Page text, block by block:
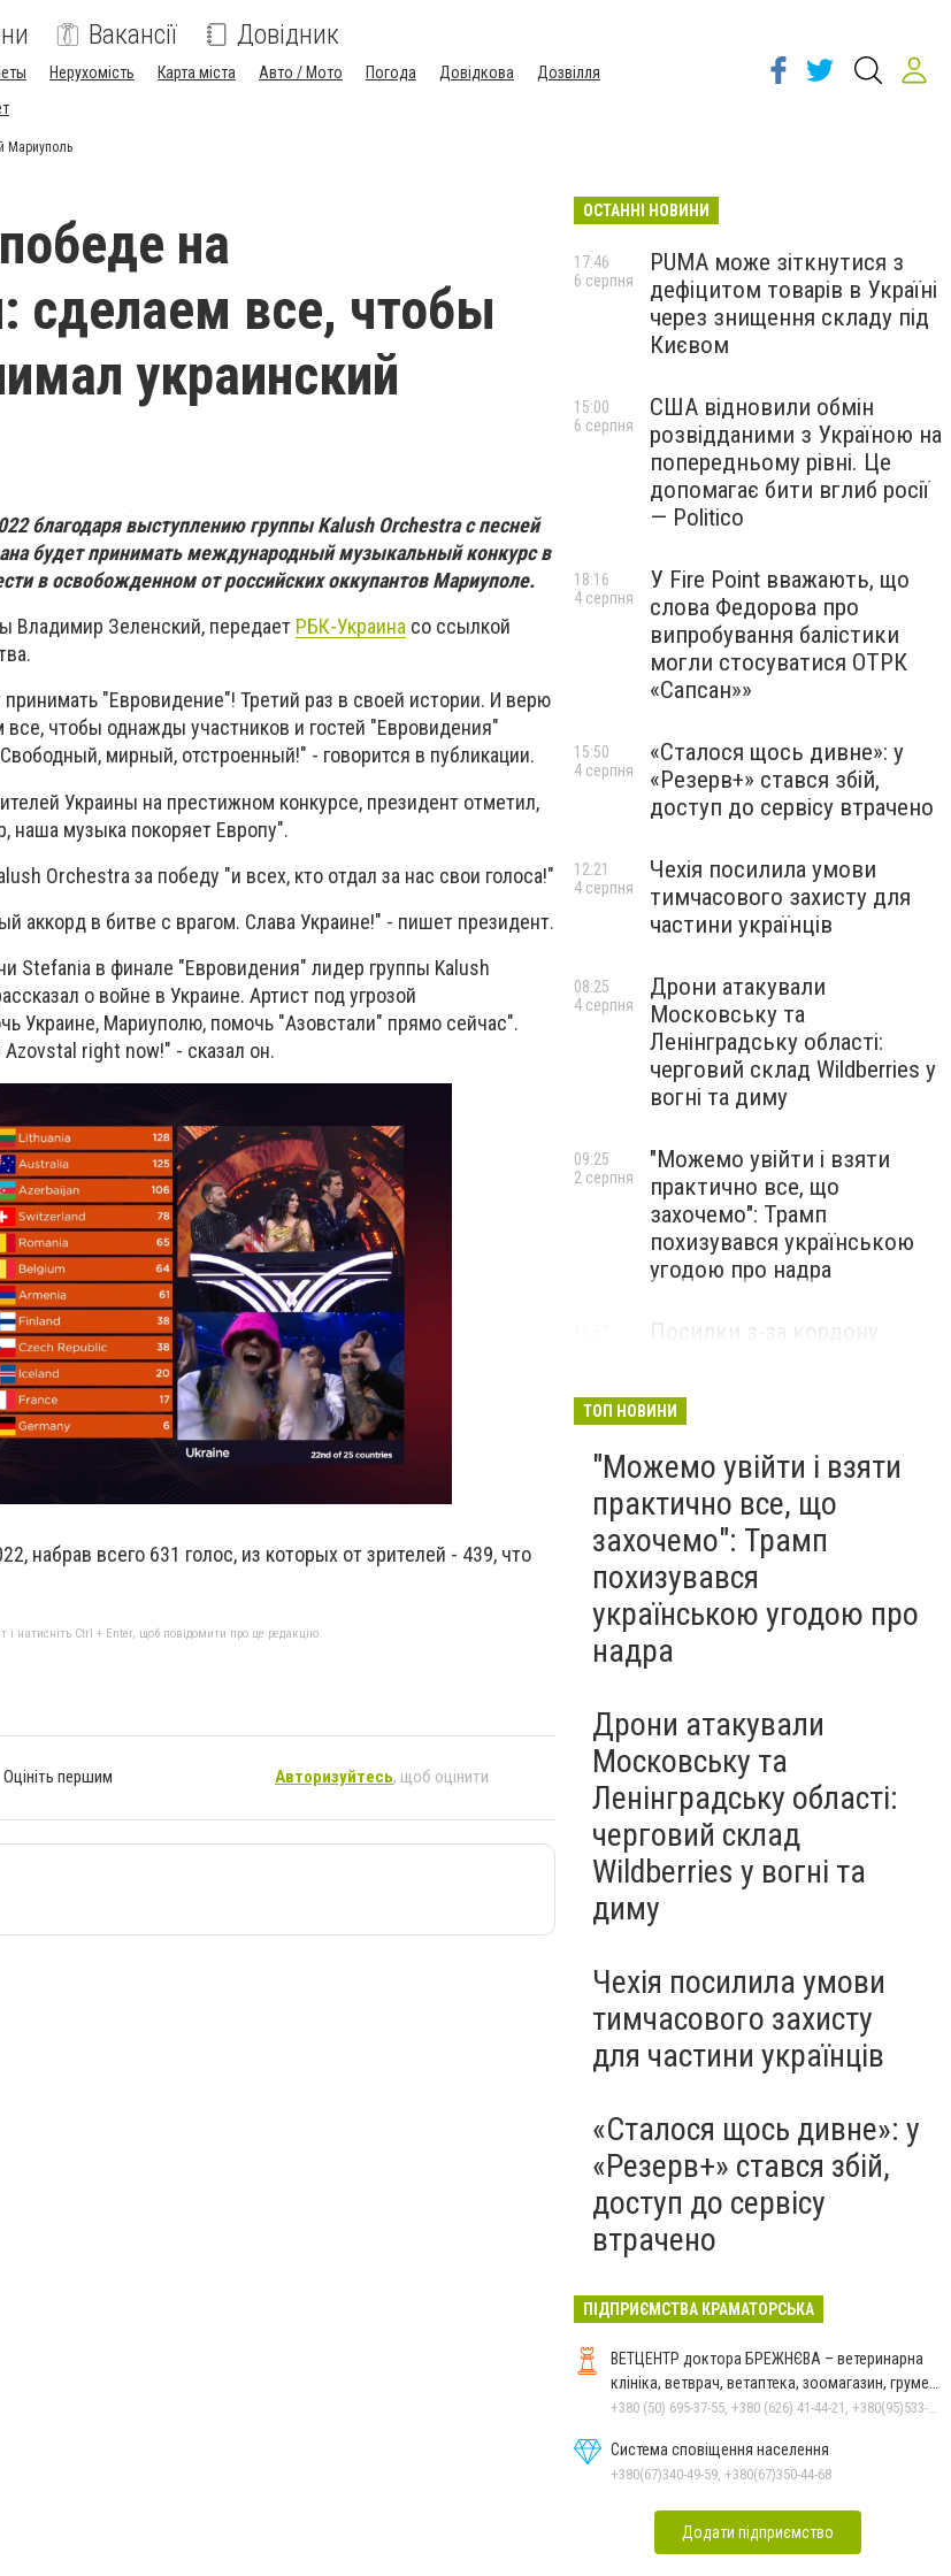
Вакансії Довідник
Нерухомість Карта міста Авто / Мото Погода Довідкова
Дозвілля
Мариуполь
на
сделаем все, чтобы
украинский
благодаря выступлению группы Kalush Orchestra с песней
будет принимать международный музыкальный конкурс в
в освобожденном от российских оккупантов Мариуполе.
Владимир Зеленский, передает РБК-Украина со ссылкой
"Евровидение"! Третий раз в своей истории. И верю
чтобы однажды участников и гостей "Евровидения"
мирный, отстроенный!" - говорится в публикации.
Украины на престижном конкурсе, президент отметил,
наша музыка покоряет Европу".
Orchestra за победу "и всех, кто отдал за нас свои голоса!"
аккорд в битве с врагом. Слава Украине!" - пишет президент.
Stefania в финале "Евровидения" лидер группы Kalush
о войне в Украине. Артист под угрозой
Украине, Мариуполю, помочь "Азовстали" прямо сейчас".
right now!" - сказал он.
набрав всего 631 голос, из которых от зрителей - 439, что
натисніть Ctrl + Enter, щоб повідомити про це редакцію
Оцініть першим Авторизуйтесь, щоб оцінити
ОСТАННІ НОВИНИ
PUMA може зіткнутися з
дефіцитом товарів в Україні
через знищення складу під
Києвом
17:46
6 серпня
США відновили обмін
розвідданими з Україною на
попередньому рівні. Це
допомагає бити вглиб росії
— Politico
15:00
6 серпня
У Fire Point вважають, що
слова Федорова про
випробування балістики
могли стосуватися ОТРК
«Сапсан»»
18:16
4 серпня
«Сталося щось дивне»: у
«Резерв+» стався збій,
доступ до сервісу втрачено
15:50
4 серпня
Чехія посилила умови
тимчасового захисту для
частини українців
12:21
4 серпня
Дрони атакували
Московську та
Ленінградську області:
черговий склад Wildberries у
вогні та диму
08:25
4 серпня
"Можемо увійти і взяти
практично все, що
захочемо": Трамп
похизувався українською
угодою про надра
09:25
2 серпня
Посилки з-за кордону
правила
ТОП НОВИНИ
"Можемо увійти і взяти
практично все, що
захочемо": Трамп
похизувався
українською угодою про
надра
Дрони атакували
Московську та
Ленінградську області:
черговий склад
Wildberries у вогні та
диму
Чехія посилила умови
тимчасового захисту
для частини українців
«Сталося щось дивне»: у
«Резерв+» стався збій,
доступ до сервісу
втрачено
ПІДПРИЄМСТВА КРАМАТОРСЬКА
ВЕТЦЕНТР доктора БРЕЖНЄВА – ветеринарна
клініка, ветврач, ветаптека, зоомагазин, грумер,
стрижки.
+380 (50) 695-37-55, +380 (626) 41-44-21, +380(95)533-90-03
Система сповіщення населення
+380(67)340-49-59, +380(67)350-44-68
Додати підприємство